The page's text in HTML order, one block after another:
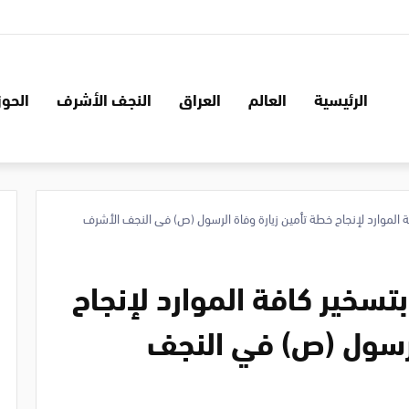
الرئيسية العالم العراق النجف الأشرف
الموارد لإنجاح خطة تأمين زيارة وفاة الرسول (ص) في النجف الأشرف
كافة الموارد لإنجاح
(ص) في النجف